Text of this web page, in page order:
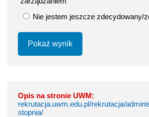
Nie jestem jeszcze zdecydowany/
Pokaż wynik
Opis na stronie UWM:
rekrutacja.uwm.edu.pl/rekrutacja/
stopnia/